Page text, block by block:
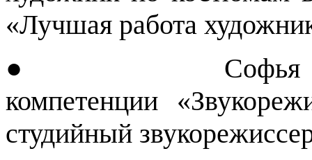
«Лучшая работа
● Софья
компетенции
студийный